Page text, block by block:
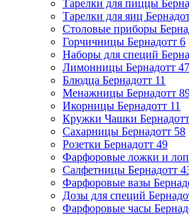
Тарелки для пиццы
Тарелки для яиц
Столовые приборы
Горчичницы Бернадотт 6
Наборы для специй
Лимонницы Бернадотт 47
Блюдца Бернадотт 11
Менажницы Бернадотт
Икорницы Бернадотт 11
Кружки Чашки Бернадотт
Сахарницы Бернадотт 58
Розетки Бернадотт 49
Фарфоровые ложки и
Салфетницы Бернадотт
Фарфоровые вазы
Дозы для специй
Фарфоровые часы